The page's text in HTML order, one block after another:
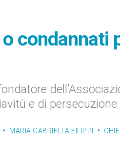
condannati
e di
MARIA GABRIELLA FILIPPI